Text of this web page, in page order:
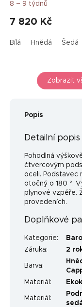
8 – 9 týdnů
7 820 Kč
Bílá Hnědá Šedá
Zobrazit
Popis
Detailní
Pohodlná
čtvercovým
oceli. Podstavec
otočný o 180 °.
plynové vzpěře.
provedeních.
Doplňkové
Kategorie:
Záruka: 2
Barva:
Materiál :
Materiál :